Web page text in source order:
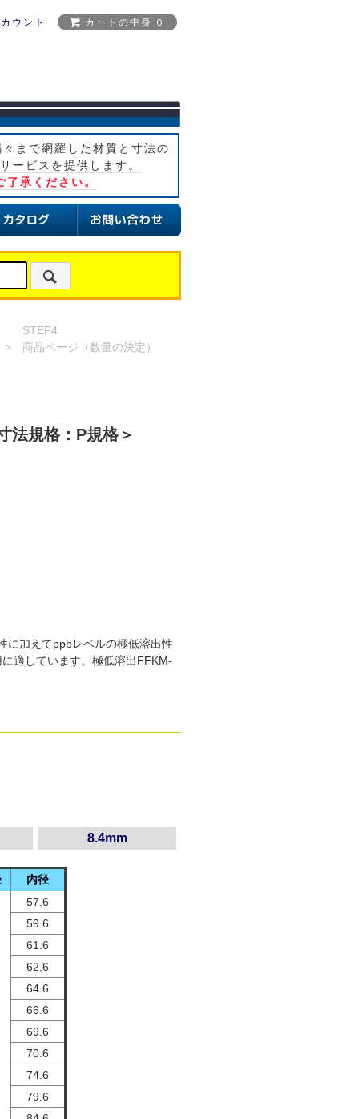
ウント カートの中身 0
まで網羅した材質と寸法の
ービスを提供します。
承ください。
>
STEP4
商品ページ（数量の決定）
法規格：P規格＞
に加えてppbレベルの極低溶出性
適しています。極低溶出FFKM-
8.4mm
内径
57.6
59.6
61.6
62.6
64.6
66.6
69.6
70.6
74.6
79.6